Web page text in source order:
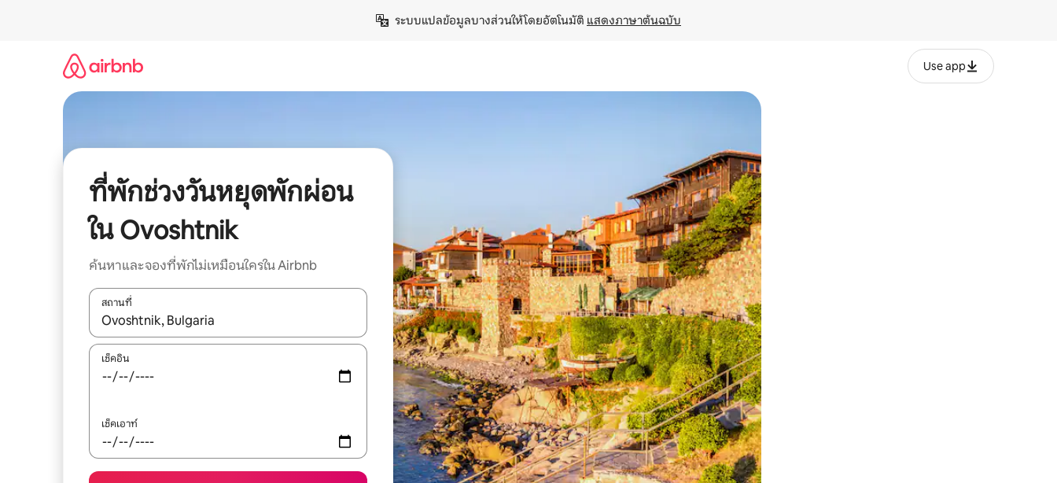
ระบบแปลข้อมูลบางส่วนให้โดยอัตโนมัติ แสดงภาษาต้นฉบับ
Use app
ที่พักช่วงวันหยุดพักผ่อน
ใน Ovoshtnik
ค้นหาและจองที่พักไม่เหมือนใครใน Airbnb
สถานที่
ใช้ลูกศรขึ้นลง หรือใช้การสัมผัสหรือปัด เพื่อสำรวจผลการค้นหา
เช็คอิน
เช็คเอาท์